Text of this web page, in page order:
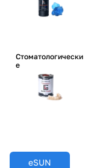
Стоматологически
е
eSUN